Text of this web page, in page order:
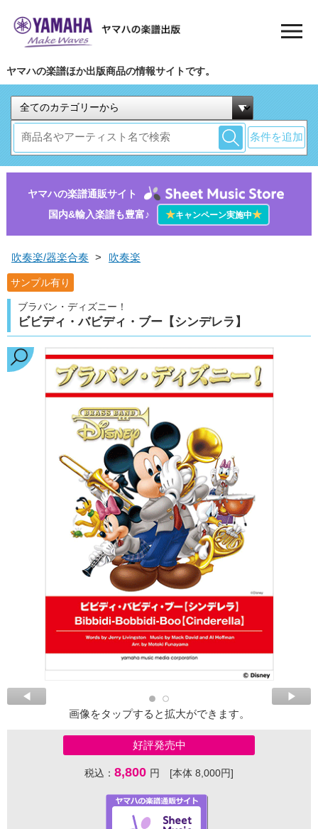
ヤマハの楽譜ほか出版商品の情報サイトです。
条件を追加
ヤマハの楽譜通販サイト
国内&輸入楽譜も豊富♪
★キャンペーン実施中★
吹奏楽/器楽合奏 > 吹奏楽
サンプル有り
ブラバン・ディズニー！
ビビディ・バビディ・ブー【シンデレラ】
画像をタップすると拡大ができます。
好評発売中
税込： 8,800 円 [本体 8,000円]